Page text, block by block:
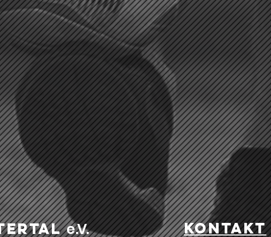
e .V. kontakt